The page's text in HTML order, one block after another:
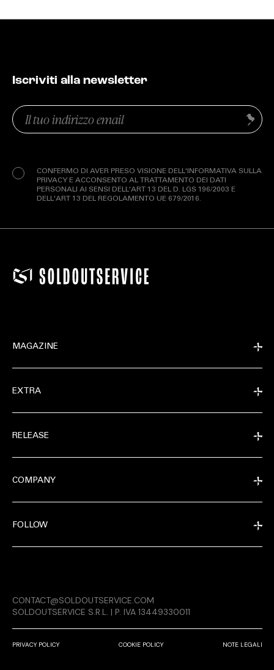
RELEASE
Iscriviti alla newsletter
Email
(Obbligatorio)
CONFERMO DI AVER PRESO VISIONE DELL'INFORMATIVA SULLA
PRIVACY E ACCONSENTO AL TRATTAMENTO DEI DATI
PERSONALI AI SENSI DELL'ART 13 DEL D. LGS 196/2003 E
DELL'ART 13 DEL REGOLAMENTO UE 679/2016.
Invia
MAGAZINE
EXTRA
RELEASE
COMPANY
FOLLOW
PRIVACY POLICY COOKIE POLICY NOTE LEGALI
CONTACT@SOLDOUTSERVICE.COM
SOLDOUTSERVICE S.R.L. | P. IVA 13449330011